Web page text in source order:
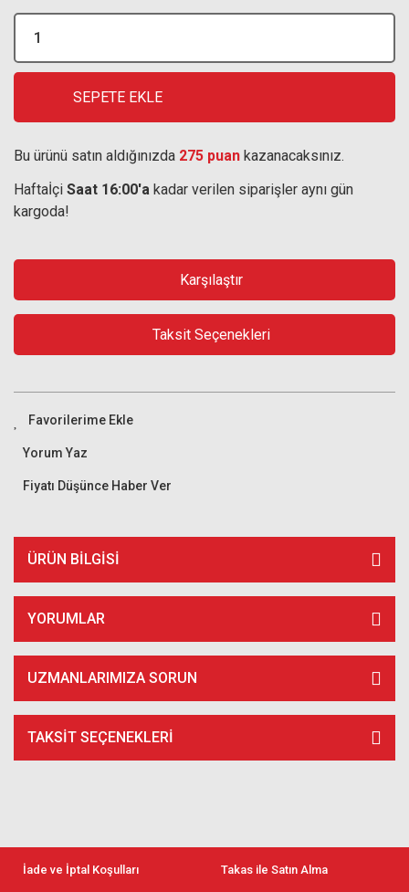
SEPETE EKLE
Bu ürünü satın aldığınızda 275 puan kazanacaksınız.
Haftaİçi Saat 16:00'a kadar verilen siparişler aynı gün
kargoda!
Karşılaştır
Taksit Seçenekleri
Yorum Yaz
Fiyatı Düşünce Haber Ver
ÜRÜN BILGISI
YORUMLAR
UZMANLARIMIZA SORUN
TAKSIT SEÇENEKLERI
İade ve İptal Koşulları Takas ile Satın Alma